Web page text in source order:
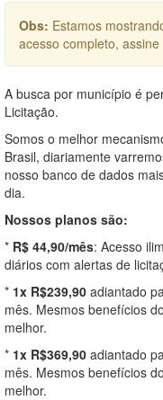
Obs: Estamos
acesso completo,
A busca por município é
Licitação.
Somos o melhor
Brasil, diariamente
nosso banco de dados
dia.
Nossos planos são:
* R$ 44,90/mês: Acesso
diários com alertas de
* 1x R$239,90 adiantado
mês. Mesmos benefícios
melhor.
* 1x R$369,90 adiantado
mês. Mesmos benefícios
melhor.